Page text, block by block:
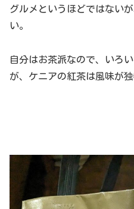
グルメというほどではない
い。
自分はお茶派なので、いろ
が、ケニアの紅茶は風味が